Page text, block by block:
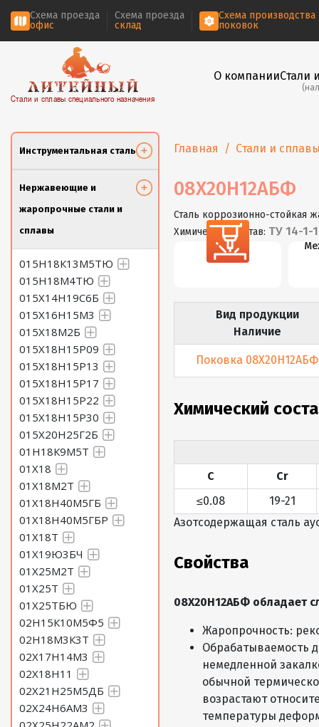
Схема проезда
офис
Схема проезда
склад
Схема производства
поковок
Стали и сплавы специального назначения
О компанииСтали
Инструментальная сталь
Нержавеющие и
жаропрочные стали и
сплавы
015Н18К13М5ТЮ
015Н18М4ТЮ
015Х14Н19С6Б
015Х16Н15М3
015Х18М2Б
015Х18Н15Р09
015Х18Н15Р13
015Х18Н15Р17
015Х18Н15Р22
015Х18Н15Р30
015Х20Н25Г2Б
01Н18К9М5Т
01Х18
01Х18М2Т
01Х18Н40М5ГБ
01Х18Н40М5ГБР
01Х18Т
01Х19Ю3БЧ
01Х25М2Т
01Х25Т
01Х25ТБЮ
02Н15К10М5Ф5
02Н18М3К3Т
02Х17Н14М3
02Х18Н11
02Х21Н25М5ДБ
02Х24Н6АМ3
Главная Стали и
08Х20Н12АБФ
Сталь коррозионно-стойкая
Химический состав: TУ 14-1-
Резка
Вид продукции
Наличие
Поковка 08Х20Н12АБФ
Химический
С
Cr
≤0.08
19-21
Азотсодержащая сталь
Свойства
08Х20Н12АБФ обладает
Жаропрочность:
Обрабатываемость
немедленной
обычной
возрастают
температуры